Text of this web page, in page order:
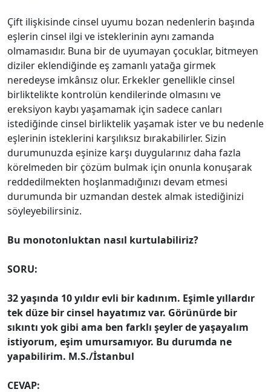
Çift ilişkisinde cinsel uyumu bozan nedenlerin başında
eşlerin cinsel ilgi ve isteklerinin aynı zamanda
olmamasıdır. Buna bir de uyumayan çocuklar, bitmeyen
diziler eklendiğinde eş zamanlı yatağa girmek
neredeyse imkânsız olur. Erkekler genellikle cinsel
birliktelikte kontrolün kendilerinde olmasını ve
ereksiyon kaybı yaşamamak için sadece canları
istediğin­de cinsel birliktelik yaşamak ister ve bu nedenle
eşlerinin isteklerini karşılıksız bırakabilirler. Sizin
durumunuzda eşinize karşı duygularınız daha fazla
körelmeden bir çözüm bulmak için onunla konuşarak
reddedilmekten hoşlanmadığınızı devam etmesi
durumunda bir uzmandan destek almak istediğinizi
söyleyebilirsiniz.
Bu monotonluktan nasıl kurtulabiliriz?
SORU:
32 yaşında 10 yıldır evli bir kadınım. Eşimle yıllardır
tek düze bir cinsel hayatımız var. Görünürde bir
sıkıntı yok gibi ama ben farklı şeyler de yaşayalım
istiyorum, eşim umursamıyor. Bu durumda ne
yapabilirim. M.S./İstanbul
CEVAP: